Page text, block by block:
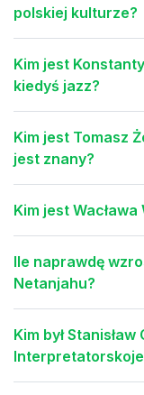
polskiej kulturze?
Kim jest
kiedyś jazz?
Kim jest Tomasz
jest znany?
Kim jest Wacława
Ile naprawdę
Netanjahu?
Kim był